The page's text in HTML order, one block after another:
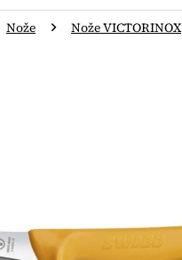
Nože Nože VICTORINOX